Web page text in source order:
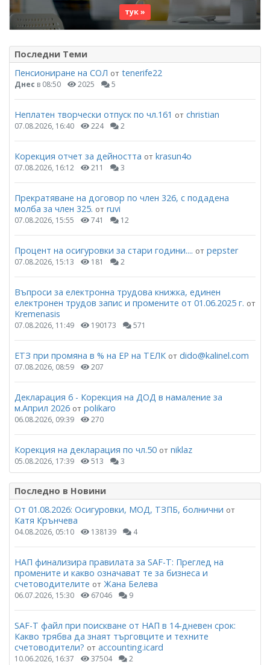
тук »
Последни Теми
Пенсиониране на СОЛ от tenerife22
Днес в 08:50 2025 5
Неплатен творчески отпуск по чл.161 от christian
07.08.2026, 16:40 224 2
Корекция отчет за дейността от krasun4o
07.08.2026, 16:12 211 3
Прекратяване на договор по член 326, с подадена
молба за член 325. от ruvi
07.08.2026, 15:55 741 12
Процент на осигуровки за стари години.... от pepster
07.08.2026, 15:13 181 2
Въпроси за електронна трудова книжка, единен
електронен трудов запис и промените от 01.06.2025 г. от
Kremenasis
07.08.2026, 11:49 190173 571
ЕТЗ при промяна в % на ЕР на ТЕЛК от dido@kalinel.com
07.08.2026, 08:59 207
Декларация 6 - Корекция на ДОД в намаление за
м.Април 2026 от polikaro
06.08.2026, 09:39 270
Корекция на декларация по чл.50 от niklaz
05.08.2026, 17:39 513 3
Последно в Новини
От 01.08.2026: Осигуровки, МОД, ТЗПБ, болнични от
Катя Крънчева
04.08.2026, 05:10 138139 4
НАП финализира правилата за SAF-T: Преглед на
промените и какво означават те за бизнеса и
счетоводителите от Жана Белева
06.07.2026, 15:30 67046 9
SAF-T файл при поискване от НАП в 14-дневен срок:
Какво трябва да знаят търговците и техните
счетоводители? от accounting.icard
10.06.2026, 16:37 37504 2